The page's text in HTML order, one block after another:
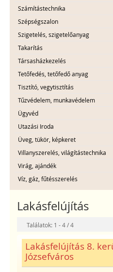
Számítástechnika
Szépségszalon
Szigetelés, szigetelőanyag
Takarítás
Társasházkezelés
Tetőfedés, tetőfedő anyag
Tisztító, vegytisztítás
Tűzvédelem, munkavédelem
Ügyvéd
Utazási Iroda
Üveg, tükör, képkeret
Villanyszerelés, világítástechnika
Virág, ajándék
Víz, gáz, fűtésszerelés
Lakásfelújítás
Találatok: 1 - 4 / 4
Lakásfelújítás 8.
Józsefváros